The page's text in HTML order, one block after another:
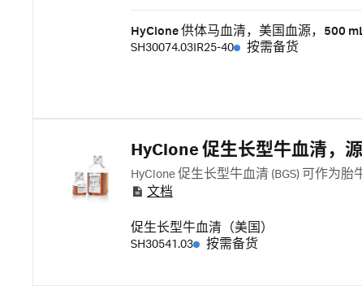
HyClone 供体马血清，美国血源，500
SH30074.03IR25-40
按需备货
HyClone 促生长型牛血清，
HyClone 促生长型牛血清 (BGS) 可作为
文档
促生长型牛血清（美国）
SH30541.03
按需备货